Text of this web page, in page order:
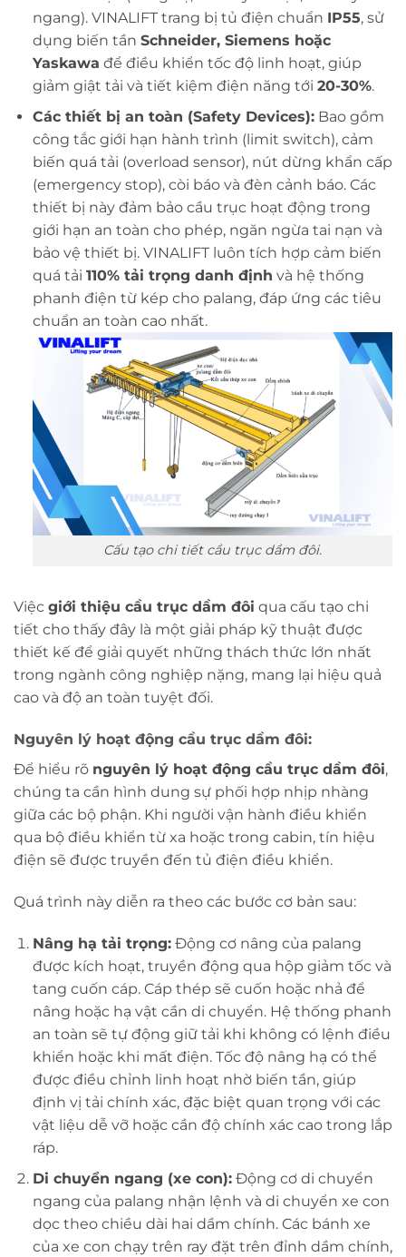
ngang). VINALIFT trang bị tủ điện chuẩn IP55, sử
dụng biến tần Schneider, Siemens hoặc
Yaskawa để điều khiển tốc độ linh hoạt, giúp
giảm giật tải và tiết kiệm điện năng tới 20-30%.
Các thiết bị an toàn (Safety Devices):Bao gồm
công tắc giới hạn hành trình (limit switch), cảm
biến quá tải (overload sensor), nút dừng khẩn cấp
(emergency stop), còi báo và đèn cảnh báo. Các
thiết bị này đảm bảo cầu trục hoạt động trong
giới hạn an toàn cho phép, ngăn ngừa tai nạn và
bảo vệ thiết bị. VINALIFT luôn tích hợp cảm biến
quá tải 110% tải trọng danh định và hệ thống
phanh điện từ kép cho palang, đáp ứng các tiêu
chuẩn an toàn cao nhất.
Cấu tạo chi tiết cầu trục dầm đôi.
Việc giới thiệu cầu trục dầm đôi qua cấu tạo chi
tiết cho thấy đây là một giải pháp kỹ thuật được
thiết kế để giải quyết những thách thức lớn nhất
trong ngành công nghiệp nặng, mang lại hiệu quả
cao và độ an toàn tuyệt đối.
Nguyên lý hoạt động cầu trục dầm đôi:
Để hiểu rõ nguyên lý hoạt động cầu trục dầm đôi,
chúng ta cần hình dung sự phối hợp nhịp nhàng
giữa các bộ phận. Khi người vận hành điều khiển
qua bộ điều khiển từ xa hoặc trong cabin, tín hiệu
điện sẽ được truyền đến tủ điện điều khiển.
Quá trình này diễn ra theo các bước cơ bản sau:
Nâng hạ tải trọng:Động cơ nâng của palang
được kích hoạt, truyền động qua hộp giảm tốc và
tang cuốn cáp. Cáp thép sẽ cuốn hoặc nhả để
nâng hoặc hạ vật cần di chuyển. Hệ thống phanh
an toàn sẽ tự động giữ tải khi không có lệnh điều
khiển hoặc khi mất điện. Tốc độ nâng hạ có thể
được điều chỉnh linh hoạt nhờ biến tần, giúp
định vị tải chính xác, đặc biệt quan trọng với các
vật liệu dễ vỡ hoặc cần độ chính xác cao trong lắp
ráp.
Di chuyển ngang (xe con):Động cơ di chuyển
ngang của palang nhận lệnh và di chuyển xe con
dọc theo chiều dài hai dầm chính. Các bánh xe
của xe con chạy trên ray đặt trên đỉnh dầm chính,